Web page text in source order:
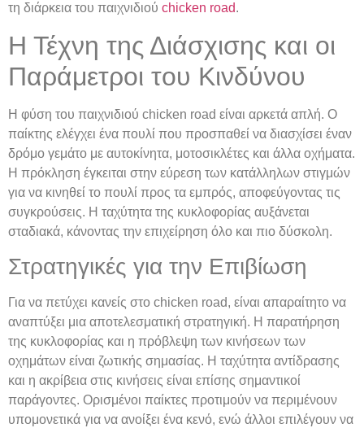
τη διάρκεια του παιχνιδιού chicken road.
Η Τέχνη της Διάσχισης και οι
Παράμετροι του Κινδύνου
Η φύση του παιχνιδιού chicken road είναι αρκετά απλή. Ο
παίκτης ελέγχει ένα πουλί που προσπαθεί να διασχίσει έναν
δρόμο γεμάτο με αυτοκίνητα, μοτοσικλέτες και άλλα οχήματα.
Η πρόκληση έγκειται στην εύρεση των κατάλληλων στιγμών
για να κινηθεί το πουλί προς τα εμπρός, αποφεύγοντας τις
συγκρούσεις. Η ταχύτητα της κυκλοφορίας αυξάνεται
σταδιακά, κάνοντας την επιχείρηση όλο και πιο δύσκολη.
Στρατηγικές για την Επιβίωση
Για να πετύχει κανείς στο chicken road, είναι απαραίτητο να
αναπτύξει μια αποτελεσματική στρατηγική. Η παρατήρηση
της κυκλοφορίας και η πρόβλεψη των κινήσεων των
οχημάτων είναι ζωτικής σημασίας. Η ταχύτητα αντίδρασης
και η ακρίβεια στις κινήσεις είναι επίσης σημαντικοί
παράγοντες. Ορισμένοι παίκτες προτιμούν να περιμένουν
υπομονετικά για να ανοίξει ένα κενό, ενώ άλλοι επιλέγουν να